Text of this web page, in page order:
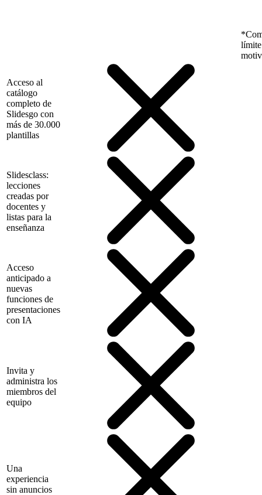
límite
Acceso al
catálogo
completo de
Slidesgo con
más de 30.000
plantillas
Slidesclass:
lecciones
creadas por
docentes y
listas para la
enseñanza
Acceso
anticipado a
nuevas
funciones de
presentaciones
con IA
Invita y
administra los
miembros del
equipo
Una
experiencia
sin anuncios